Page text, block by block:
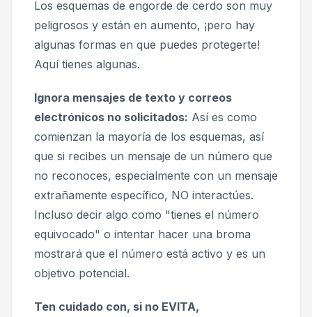
Los esquemas de engorde de cerdo son muy
peligrosos y están en aumento, ¡pero hay
algunas formas en que puedes protegerte!
Aquí tienes algunas.
Ignora mensajes de texto y correos
electrónicos no solicitados: Así es como
comienzan la mayoría de los esquemas, así
que si recibes un mensaje de un número que
no reconoces, especialmente con un mensaje
extrañamente específico, NO interactúes.
Incluso decir algo como "tienes el número
equivocado" o intentar hacer una broma
mostrará que el número está activo y es un
objetivo potencial.
Ten cuidado con, si no EVITA,